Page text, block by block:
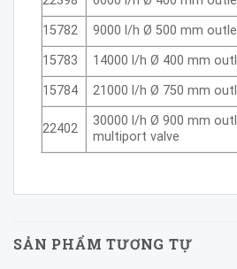
15782
9000 l/h Ø 500 mm
15783
14000 l/h Ø 400 mm
15784
21000 l/h Ø 750 mm
22402
30000 l/h Ø 900 mm
multiport valve
SẢN PHẨM TƯƠNG TỰ